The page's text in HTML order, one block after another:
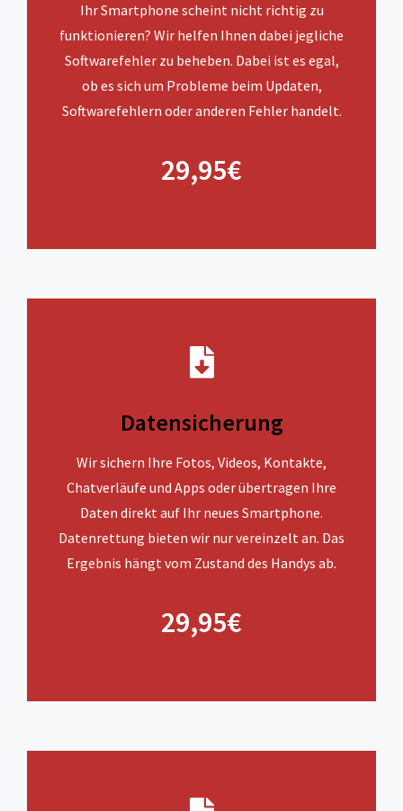
Ihr Smartphone scheint nicht richtig zu
funktionieren? Wir helfen Ihnen dabei jegliche
Softwarefehler zu beheben. Dabei ist es egal,
ob es sich um Probleme beim Updaten,
Softwarefehlern oder anderen Fehler handelt.
29,95€
Datensicherung
Wir sichern Ihre Fotos, Videos, Kontakte,
Chatverläufe und Apps oder übertragen Ihre
Daten direkt auf Ihr neues Smartphone.
Datenrettung bieten wir nur vereinzelt an. Das
Ergebnis hängt vom Zustand des Handys ab.
29,95€